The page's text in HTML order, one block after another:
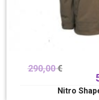
290,00€
Nitro